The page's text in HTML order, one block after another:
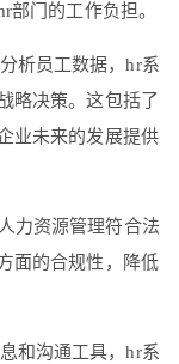
门的工作负担。
析员工数据，hr系
略决策。这包括了
业未来的发展提供
力资源管理符合法
面的合规性，降低
和沟通工具，hr系